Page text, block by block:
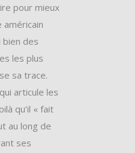
pour mieux
américain
bien des
les plus
sa trace.
articule les
qu’il « fait
au long de
ses